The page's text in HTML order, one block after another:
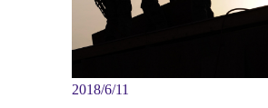
2018/6/11